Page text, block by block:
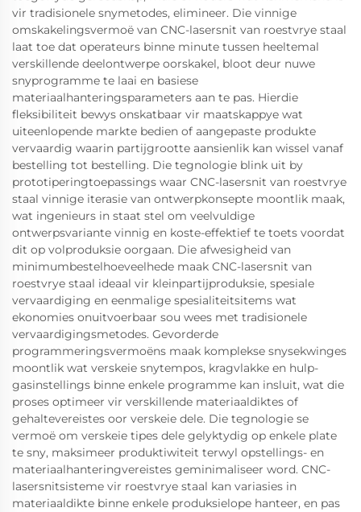
vir tradisionele snymetodes, elimineer. Die vinnige
omskakelingsvermoë van CNC-lasersnit van roestvrye staal
laat toe dat operateurs binne minute tussen heeltemal
verskillende deelontwerpe oorskakel, bloot deur nuwe
snyprogramme te laai en basiese
materiaalhanteringsparameters aan te pas. Hierdie
fleksibiliteit bewys onskatbaar vir maatskappye wat
uiteenlopende markte bedien of aangepaste produkte
vervaardig waarin partijgrootte aansienlik kan wissel vanaf
bestelling tot bestelling. Die tegnologie blink uit by
prototiperingtoepassings waar CNC-lasersnit van roestvrye
staal vinnige iterasie van ontwerpkonsepte moontlik maak,
wat ingenieurs in staat stel om veelvuldige
ontwerpsvariante vinnig en koste-effektief te toets voordat
dit op volproduksie oorgaan. Die afwesigheid van
minimumbestelhoeveelhede maak CNC-lasersnit van
roestvrye staal ideaal vir kleinpartijproduksie, spesiale
vervaardiging en eenmalige spesialiteitsitems wat
ekonomies onuitvoerbaar sou wees met tradisionele
vervaardigingsmetodes. Gevorderde
programmeringsvermoëns maak komplekse snysekwinges
moontlik wat verskeie snytempos, kragvlakke en hulp-
gasinstellings binne enkele programme kan insluit, wat die
proses optimeer vir verskillende materiaaldiktes of
gehaltevereistes oor verskeie dele. Die tegnologie se
vermoë om verskeie tipes dele gelyktydig op enkele plate
te sny, maksimeer produktiwiteit terwyl opstellings- en
materiaalhanteringvereistes geminimaliseer word. CNC-
lasersnitsisteme vir roestvrye staal kan variasies in
materiaaldikte binne enkele produksielope hanteer, en pas